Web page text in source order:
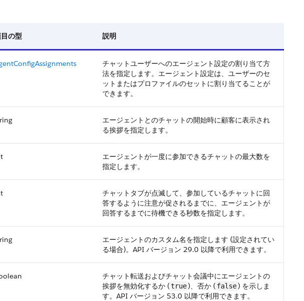
の型 説明
チャットユーザーへのエージェント設定の割り当て方
法を指定します。エージェント設定は、ユーザーのセ
ットまたはプロファイルのセットに割り当てることが
できます。
エージェントとのチャットの開始時に顧客に表示され
る挨拶を指定します。
エージェントが一度に参加できるチャットの最大数を
指定します。
チャットタブが点滅して、参加しているチャットに回
答するように注意が促されるまでに、エージェントが
回答するまでに待機できる秒数を指定します。
エージェントのカスタム名を指定します (設定されてい
る場合)。API バージョン 29.0 以降で利用できます。
チャット転送およびチャット会議中にエージェントの
挨拶を無効化するか (true)、否か ( false) を示しま
す。API バージョン 53.0 以降で利用できます。